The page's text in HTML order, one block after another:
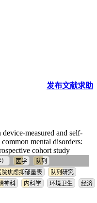
发布文献求助
measured and self-
mental disorders:
cohort study
医学
队列
院焦虑抑郁量表
队列研究
神科 内科学 环境卫生
经济